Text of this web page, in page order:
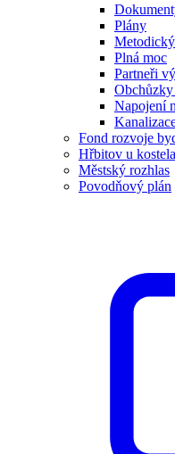
Plány
Plná moc
Partneři
Napojení
Fond rozvoje
Hřbitov u
Městský rozhlas
Povodňový plán